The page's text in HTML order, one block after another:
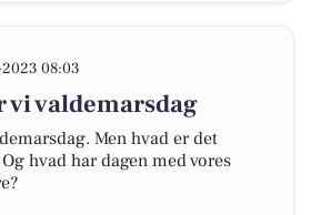
08:03
valdemarsdag
Men hvad er det
hvad har dagen med vores